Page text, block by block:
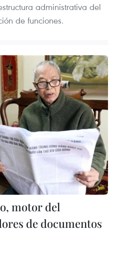
administrativa del
de funciones.
motor del
de documentos